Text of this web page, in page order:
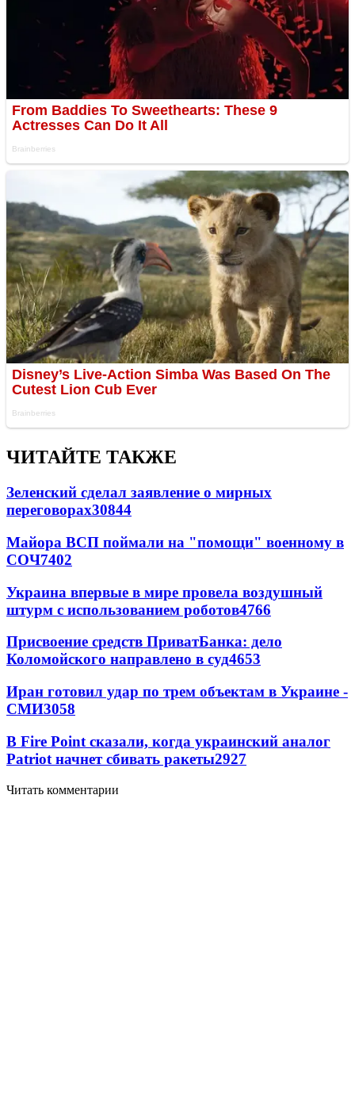
ЧИТАЙТЕ ТАКЖЕ
Зеленский сделал заявление о мирных
переговорах30844
Майора ВСП поймали на "помощи" военному в
СОЧ7402
Украина впервые в мире провела воздушный
штурм с использованием роботов4766
Присвоение средств ПриватБанка: дело
Коломойского направлено в суд4653
Иран готовил удар по трем объектам в Украине -
СМИ3058
В Fire Point сказали, когда украинский аналог
Patriot начнет сбивать ракеты2927
Читать комментарии